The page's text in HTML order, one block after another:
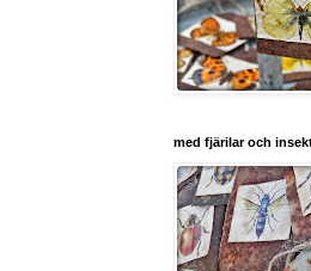
med fjärilar och